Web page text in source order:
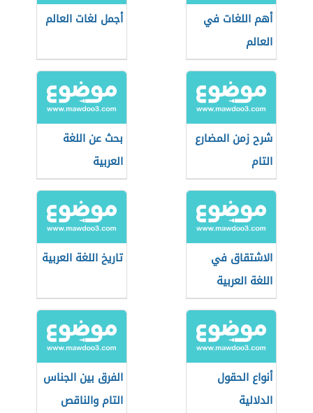
أهم اللغات في
العالم
أجمل لغات العالم
شرح زمن المضارع
التام
بحث عن اللغة
العربية
الاشتقاق في
اللغة العربية
تاريخ اللغة العربية
أنواع الحقول
الدلالية
الفرق بين الجناس
التام والناقص